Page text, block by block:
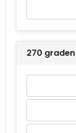
270